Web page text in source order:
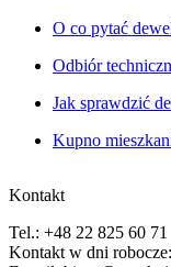
O co pytać
Odbiór
Jak sprawdzić
Kupno
Kontakt
Tel.: +48 22 825 60 71
Kontakt w dni